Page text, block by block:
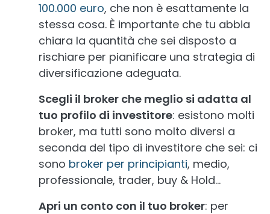
100.000 euro, che non è esattamente la
stessa cosa. È importante che tu abbia
chiara la quantità che sei disposto a
rischiare per pianificare una strategia di
diversificazione adeguata.
Scegli il broker che meglio si adatta al
tuo profilo di investitore: esistono molti
broker, ma tutti sono molto diversi a
seconda del tipo di investitore che sei: ci
sono broker per principianti, medio,
professionale, trader, buy & Hold...
Apri un conto con il tuo broker: per